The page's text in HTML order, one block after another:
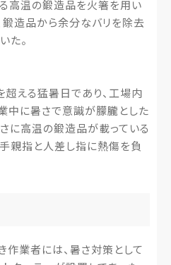
高温の鍛造品を火箸を用い
鍛造品から余分なバリを除去
た。
える猛暑日であり、工場内
中に暑さで意識が朦朧とした
に高温の鍛造品が載っている
親指と人差し指に熱傷を負
作業者には、暑さ対策として